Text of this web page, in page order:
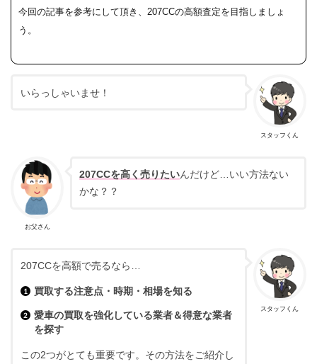
今回の記事を参考にして頂き、207CCの高額査定を目指しましょ
う。
スタッフくん
いらっしゃいませ！
お父さん
207CCを高く売りたいんだけど…いい方法ない
かな？？
スタッフくん
207CCを高額で売るなら…
買取する注意点・時期・相場を知る
愛車の買取を強化している業者＆得意な業者
を探す
この2つがとても重要です。その方法をご紹介し